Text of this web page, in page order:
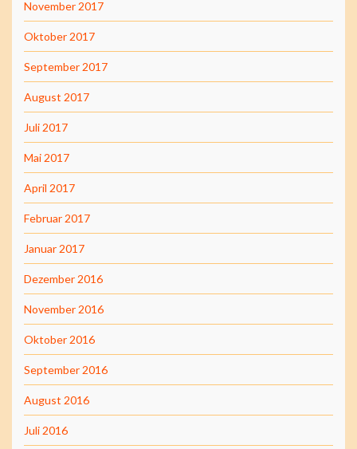
November 2017
Oktober 2017
September 2017
August 2017
Juli 2017
Mai 2017
April 2017
Februar 2017
Januar 2017
Dezember 2016
November 2016
Oktober 2016
September 2016
August 2016
Juli 2016